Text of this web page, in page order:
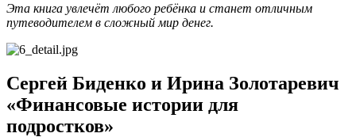
Эта книга увлечёт любого ребёнка и станет отличным
путеводителем в сложный мир денег.
Сергей Биденко и Ирина Золотаревич
«Финансовые истории для
подростков»